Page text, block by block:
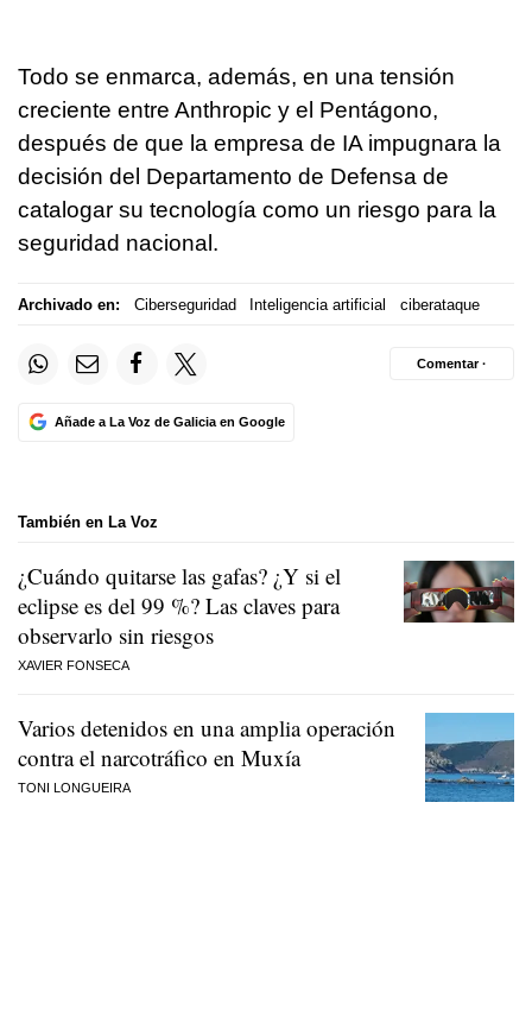
Todo se enmarca, además, en una tensión
creciente entre Anthropic y el Pentágono,
después de que la empresa de IA impugnara la
decisión del Departamento de Defensa de
catalogar su tecnología como un riesgo para la
seguridad nacional.
Archivado en: Ciberseguridad Inteligencia artificial ciberataque
Añade a La Voz de Galicia en Google
Comentar ·
También en La Voz
¿Cuándo quitarse las gafas? ¿Y si el
eclipse es del 99 %? Las claves para
observarlo sin riesgos
XAVIER FONSECA
Varios detenidos en una amplia operación
contra el narcotráfico en Muxía
TONI LONGUEIRA